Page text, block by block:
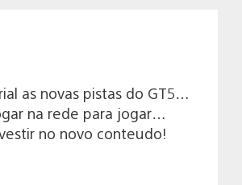
as novas pistas do GT5…
na rede para jogar…
no novo conteudo!